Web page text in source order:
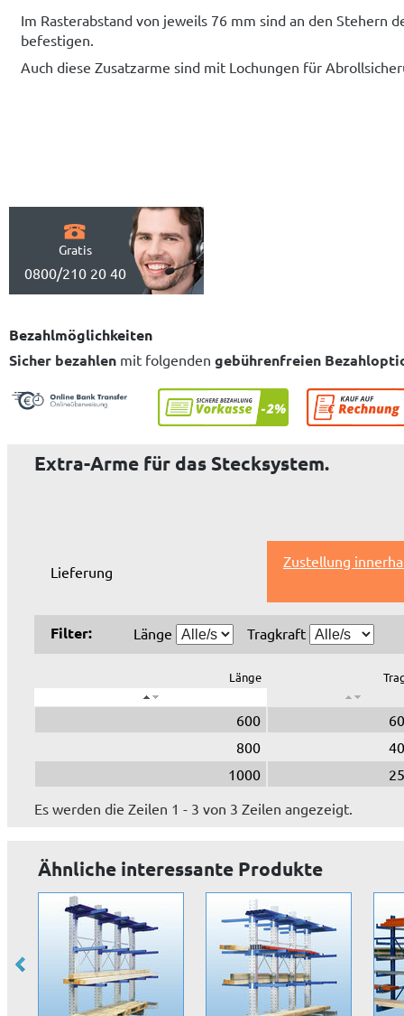
Im Rasterabstand von jeweils 76 mm sind an den Stehern
befestigen.
Auch diese Zusatzarme sind mit Lochungen für
Gratis
0800/210 20 40
Bezahlmöglichkeiten
Sicher bezahlen mit folgenden gebührenfreien
Extra-Arme für das Stecksystem.
Lieferung
Zustellung
Filter: Länge Tragkraft
Länge
600
800
1000
Es werden die Zeilen 1 - 3 von 3 Zeilen angezeigt.
Ähnliche interessante Produkte